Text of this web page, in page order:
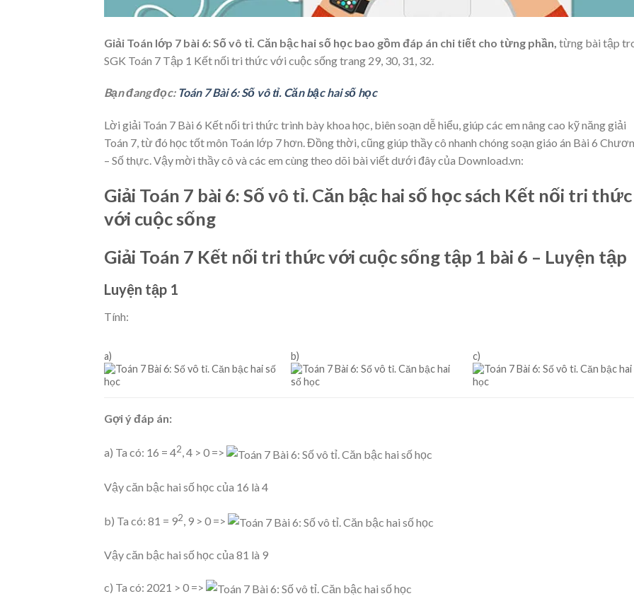
Giải Toán lớp 7 bài 6: Số vô tỉ. Căn bậc hai số học bao gồm đáp án chi tiết cho từng phần, từng bài tập
SGK Toán 7 Tập 1 Kết nối tri thức với cuộc sống trang 29, 30, 31, 32.
Bạn đang đọc: Toán 7 Bài 6: Số vô tỉ. Căn bậc hai số học
Lời giải Toán 7 Bài 6 Kết nối tri thức trình bày khoa học, biên soạn dễ hiểu, giúp các em nâng cao kỹ năng giải
Toán 7, từ đó học tốt môn Toán lớp 7 hơn. Đồng thời, cũng giúp thầy cô nhanh chóng soạn giáo án Bài 6
– Số thực. Vậy mời thầy cô và các em cùng theo dõi bài viết dưới đây của Download.vn:
Giải Toán 7 bài 6: Số vô tỉ. Căn bậc hai số học sách Kết nối tri thức
với cuộc sống
Giải Toán 7 Kết nối tri thức với cuộc sống tập 1 bài 6 – Luyện tập
Luyện tập 1
Tính:
a) b) c)
Gợi ý đáp án:
a) Ta có: 16 = 42, 4 > 0 =>
Vậy căn bậc hai số học của 16 là 4
b) Ta có: 81 = 92, 9 > 0 =>
Vậy căn bậc hai số học của 81 là 9
c) Ta có: 2021 > 0 =>